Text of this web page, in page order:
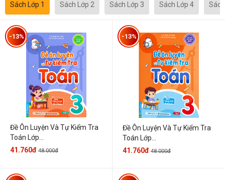
Sách Lớp 1 Sách Lớp 2 Sách Lớp 3 Sách Lớp 4
Đề Ôn Luyện Và Tự Kiểm Tra
Toán Lớp...
-13%
41.760đ 48.000đ
Đề Ôn Luyện Và Tự Kiểm Tra
Toán Lớp...
-13%
41.760đ 48.000đ